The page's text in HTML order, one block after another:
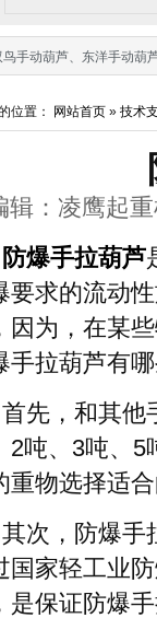
鸟手动葫芦、 东洋手动葫
位置： 网站首页 » 技术
辑：凌鹰起
防爆手拉葫芦
要求的流动
因为，在某
手拉葫芦有
首先，和其他
2吨、3吨、5
重物选择适
其次，防爆手
国家轻工业
是保证防爆